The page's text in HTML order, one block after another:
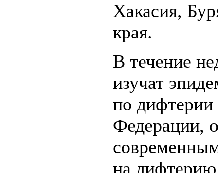
Хакасия,
края.
В течение
изучат
по дифтерии
Федерации,
на